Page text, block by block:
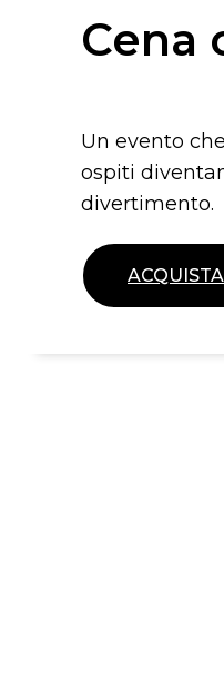
Cena
Un evento
ospiti
divertimento.